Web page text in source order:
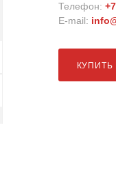
Телефон:
E-mail:
КУПИТЬ